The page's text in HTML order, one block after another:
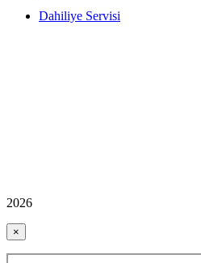
Dahiliye Servisi
2026
×